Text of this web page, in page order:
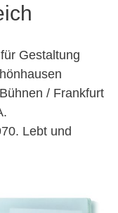
Gestaltung
/ Frankfurt
Lebt und